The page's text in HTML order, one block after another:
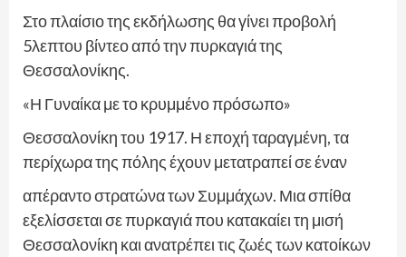
Στο πλαίσιο της εκδήλωσης θα γίνει προβολή
5λεπτου βίντεο από την πυρκαγιά της
Θεσσαλονίκης.
«Η Γυναίκα με το κρυμμένο πρόσωπο»
Θεσσαλονίκη του 1917. Η εποχή ταραγμένη, τα
περίχωρα της πόλης έχουν μετατραπεί σε έναν
απέραντο στρατώνα των Συμμάχων. Μια σπίθα
εξελίσσεται σε πυρκαγιά που κατακαίει τη μισή
Θεσσαλονίκη και ανατρέπει τις ζωές των κατοίκων